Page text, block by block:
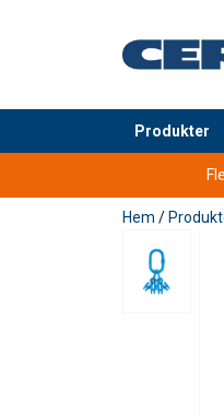
Produkter
tillagd i
Hem /